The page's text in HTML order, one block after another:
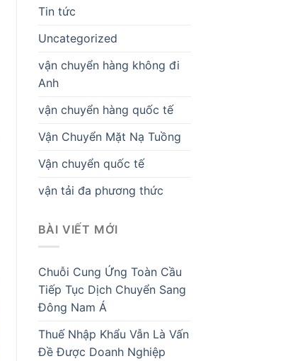
Tin tức
Uncategorized
vận chuyển hàng không đi
Anh
vận chuyển hàng quốc tế
Vận Chuyển Mặt Nạ Tuồng
Vận chuyển quốc tế
vận tải đa phương thức
BÀI VIẾT MỚI
Chuỗi Cung Ứng Toàn Cầu
Tiếp Tục Dịch Chuyển Sang
Đông Nam Á
Thuế Nhập Khẩu Vẫn Là Vấn
Đề Được Doanh Nghiệp